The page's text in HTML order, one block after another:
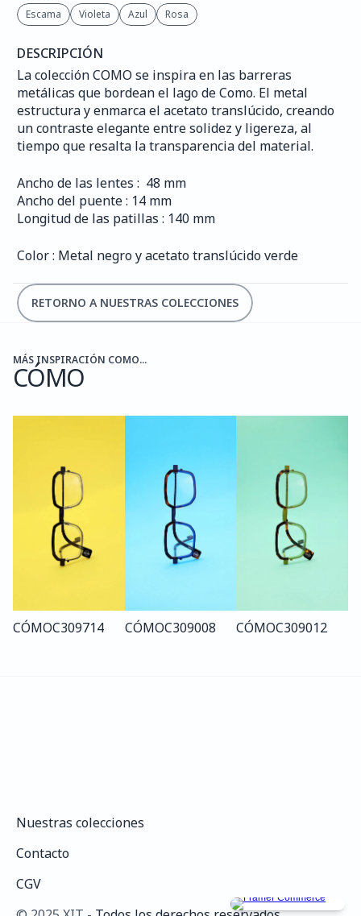
Escama Violeta Azul Rosa
DESCRIPCIÓN
La colección COMO se inspira en las barreras
metálicas que bordean el lago de Como. El metal
estructura y enmarca el acetato translúcido, creando
un contraste elegante entre solidez y ligereza, al
tiempo que resalta la transparencia del material.
Ancho de las lentes :  48 mm
Ancho del puente : 14 mm
Longitud de las patillas : 140 mm
Color : Metal negro y acetato translúcido verde
RETORNO A NUESTRAS COLECCIONES
MÁS INSPIRACIÓN COMO...
CÓMO
CÓMOC309714 CÓMOC309008 CÓMOC309012
Nuestras colecciones
Contacto
CGV